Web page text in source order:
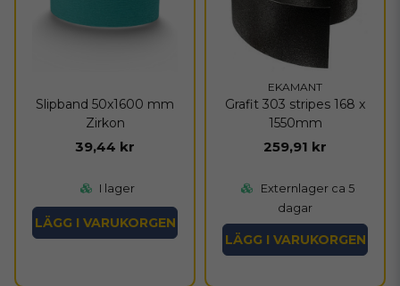
Slipband 50x1600 mm
Zirkon
39,44 kr
I lager
LÄGG I VARUKORGEN
EKAMANT
Grafit 303 stripes 168 x
1550mm
259,91 kr
Externlager ca 5
dagar
LÄGG I VARUKORGEN